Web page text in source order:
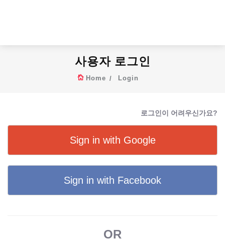
사용자 로그인
Home Login
로그인이 어려우신가요?
Sign in with Google
Sign in with Facebook
OR